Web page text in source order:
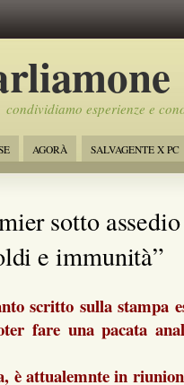
condividiamo esperienze e
AGORÀ SALVAGENTE X PC
sotto assedio
e immunità”
scritto sulla stampa
fare una pacata
è attualemnte in